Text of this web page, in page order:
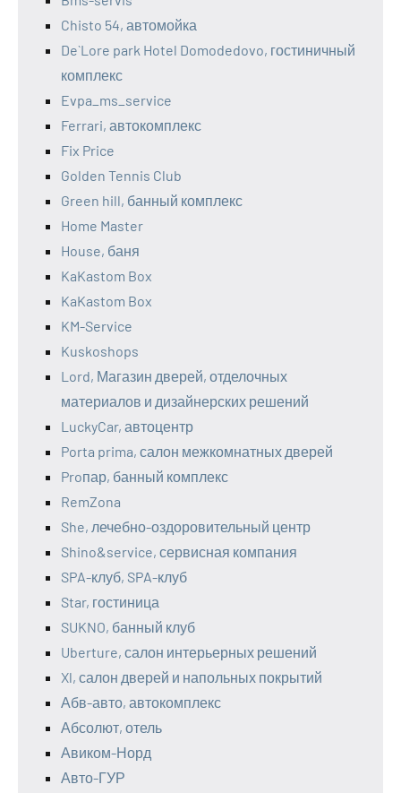
Chisto 54, автомойка
De`Lore park Hotel Domodedovo, гостиничный
комплекс
Evpa_ms_service
Ferrari, автокомплекс
Fix Price
Golden Tennis Club
Green hill, банный комплекс
Home Master
House, баня
KaKastom Box
KaKastom Box
KM-Service
Kuskoshops
Lord, Магазин дверей, отделочных
материалов и дизайнерских решений
LuckyCar, автоцентр
Porta prima, салон межкомнатных дверей
Proпар, банный комплекс
RemZona
She, лечебно-оздоровительный центр
Shino&service, сервисная компания
SPA-клуб, SPA-клуб
Star, гостиница
SUKNO, банный клуб
Uberture, салон интерьерных решений
Xl, салон дверей и напольных покрытий
Абв-авто, автокомплекс
Абсолют, отель
Авиком-Норд
Авто-ГУР